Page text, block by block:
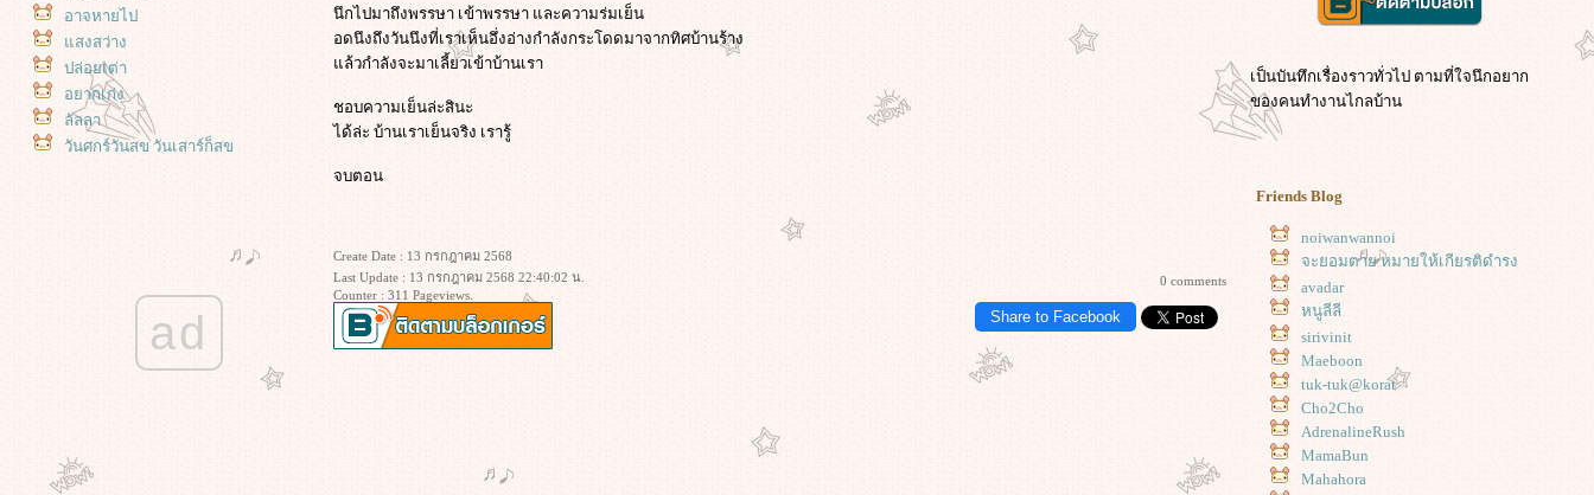
อาจหายไป
สงสว่าง
ปล่อยเต่า
อยากเก่ง
ลัลลา
วันศุกร์วันสุข วันเสาร์ก็สุข
สวนของฉัน : วันหยุดที่แดดไม่แรง
สวนของฉัน : กระสุนพระอินทร์ ทาก
บุ้ง และความยุ่งๆ ของหัวใจ
นางในวรรณคดี และน้ำหลายดีกรี
ของพระโค
ad
นึกไปมาถึงพรรษา เข้าพรรษา และความร่มเย็น
อดนึงถึงวันนึงที่เราเห็นอึ่งอ่างกำลังกระโดดมาจากทิศบ้านร้าง
ล้วกำลังจะมาเลี้ยวเข้าบ้านเรา
ชอบความเย็นล่ะสินะ
ได้ล่ะ บ้านเราเย็นจริง เรารู้
จบตอน
Create Date : 13 กรกฎาคม 2568
Last Update : 13 กรกฎาคม 2568 22:40:02 น.
Counter : 311 Pageviews.
0 comments
Share to Facebook
เป็นบันทึกเรื่องราวทั่วไป ตามที่ใจนึกอยาก
ของคนทำงานไกลบ้าน
Friends Blog
noiwanwannoi
จะยอมตาย หมายให้เกียรติดำรง
avadar
หนูลีลี
sirivinit
Maeboon
tuk-tuk@korat
Cho2Cho
AdrenalineRush
MamaBun
Mahahora